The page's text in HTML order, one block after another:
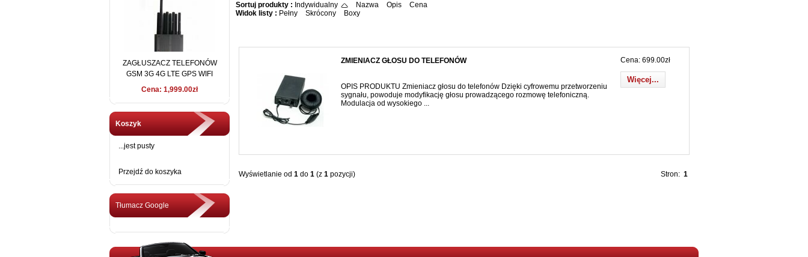
ZAGŁUSZACZ TELEFONÓW
GSM 3G 4G LTE GPS WIFI
LoJACK 15 METRÓW
Cena: 1,999.00zł
Koszyk
...jest pusty
Przejdź do koszyka
Tłumacz Google
Sortuj produkty : Indywidualny Nazwa Opis
Cena
Widok listy : Pełny Skrócony Boxy
ZMIENIACZ GŁOSU DO TELEFONÓW
OPIS PRODUKTU Zmieniacz głosu do telefonów Dzięki cyfrowemu przetworzeniu
sygnału, powoduje modyfikację głosu prowadzącego rozmowę telefoniczną.
Modulacja od wysokiego ...
Cena: 699.00zł
Więcej...
Wyświetlanie od 1 do 1 (z 1 pozycji) Stron: 1